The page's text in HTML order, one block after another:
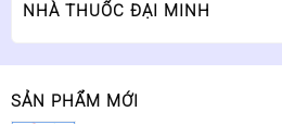
NHÀ THUỐC ĐẠI MINH
SẢN PHẨM MỚI